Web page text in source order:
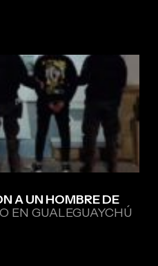
A UN HOMBRE DE
EN GUALEGUAYCHÚ